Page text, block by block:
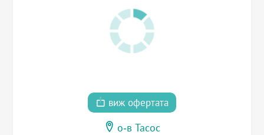
виж офертата
о-в Тасос